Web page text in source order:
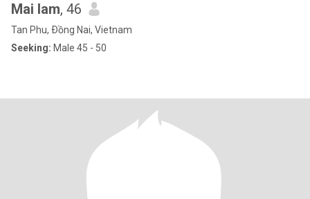
Mai lam, 46
Tan Phu, Ðồng Nai, Vietnam
Seeking: Male 45 - 50